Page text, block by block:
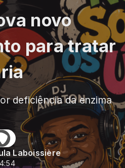
novo
para tratar
deficiência da enzima
Laboissière